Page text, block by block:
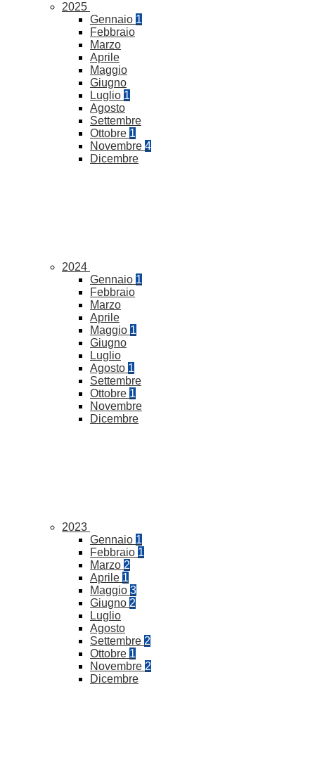
2025
Gennaio 1
Febbraio
Marzo
Aprile
Maggio
Giugno
Luglio 1
Agosto
Settembre
Ottobre 1
Novembre 4
Dicembre
2024
Gennaio 1
Febbraio
Marzo
Aprile
Maggio 1
Giugno
Luglio
Agosto 1
Settembre
Ottobre 1
Novembre
Dicembre
2023
Gennaio 1
Febbraio 1
Marzo 2
Aprile 1
Maggio 3
Giugno 2
Luglio
Agosto
Settembre 2
Ottobre 1
Novembre 2
Dicembre